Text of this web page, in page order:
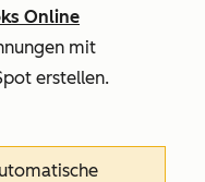
Online
mit
erstellen.